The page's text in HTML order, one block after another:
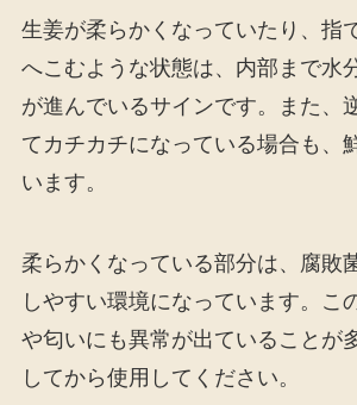
生姜が柔らかくなっていたり、指
へこむような状態は、内部まで水
が進んでいるサインです。また、
てカチカチになっている場合も、
います。
柔らかくなっている部分は、腐敗
しやすい環境になっています。こ
や匂いにも異常が出ていることが
してから使用してください。